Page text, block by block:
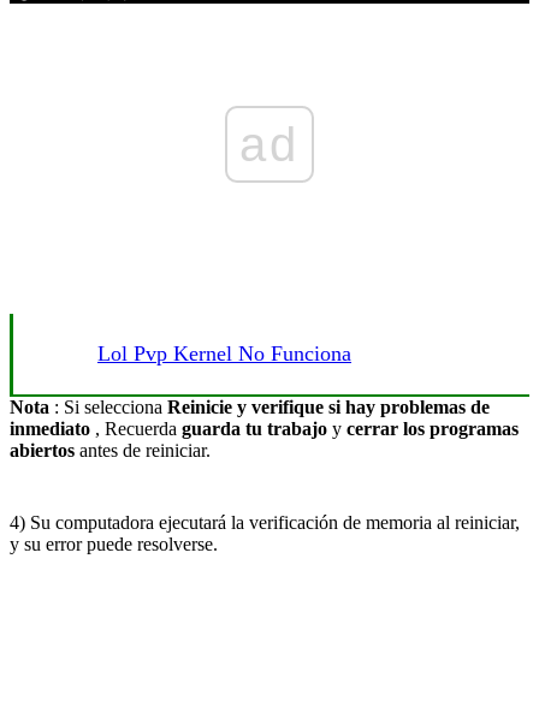
ad
Lol Pvp Kernel No Funciona
Nota : Si selecciona Reinicie y verifique si hay problemas de
inmediato , Recuerda guarda tu trabajo y cerrar los programas
abiertos antes de reiniciar.
4) Su computadora ejecutará la verificación de memoria al reiniciar,
y su error puede resolverse.